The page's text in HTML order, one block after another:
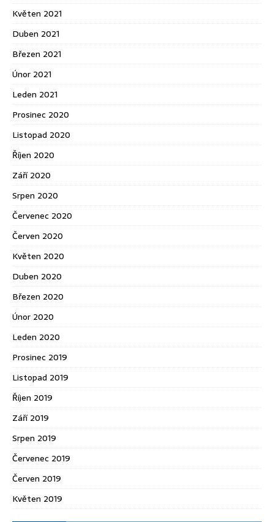
Květen 2021
Duben 2021
Březen 2021
Únor 2021
Leden 2021
Prosinec 2020
Listopad 2020
Říjen 2020
Září 2020
Srpen 2020
Červenec 2020
Červen 2020
Květen 2020
Duben 2020
Březen 2020
Únor 2020
Leden 2020
Prosinec 2019
Listopad 2019
Říjen 2019
Září 2019
Srpen 2019
Červenec 2019
Červen 2019
Květen 2019